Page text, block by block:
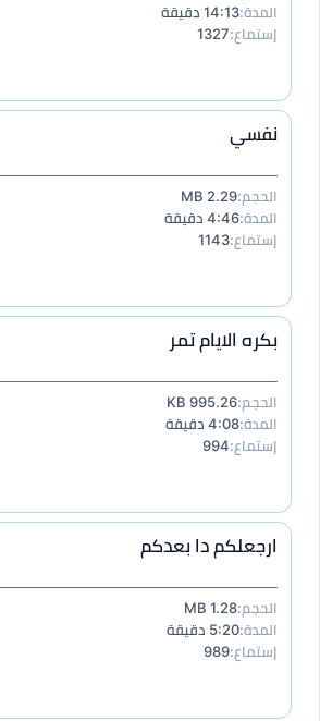
المدة:14:13 دقيقة
إستماع:1327
نفسي
الحجم:2.29 MB
المدة:4:46 دقيقة
إستماع:1143
بكره الايام تمر
الحجم:995.26 KB
المدة:4:08 دقيقة
إستماع:994
ارجعلكم دا بعدكم
الحجم:1.28 MB
المدة:5:20 دقيقة
إستماع:989